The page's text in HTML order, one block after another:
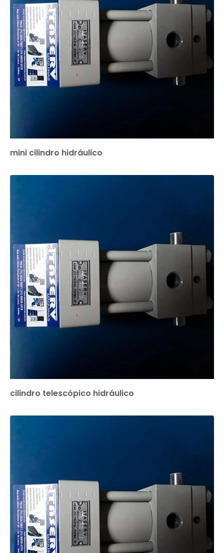
mini cilindro hidráulico
cilindro telescópico hidráulico